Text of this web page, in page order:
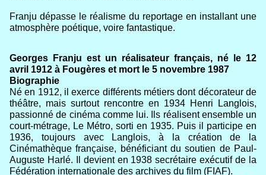
Franju dépasse le réalisme du reportage en installant une
atmosphère poétique, voire fantastique.
Georges Franju est un réalisateur français, né le 12
avril 1912 à Fougères et mort le 5 novembre 1987
Biographie
Né en 1912, il exerce différents métiers dont décorateur de
théâtre, mais surtout rencontre en 1934 Henri Langlois,
passionné de cinéma comme lui. Ils réalisent ensemble un
court-métrage, Le Métro, sorti en 1935. Puis il participe en
1936, toujours avec Langlois, à la création de la
Cinémathèque française, bénéficiant du soutien de Paul-
Auguste Harlé. Il devient en 1938 secrétaire exécutif de la
Fédération internationale des archives du film (FIAF).